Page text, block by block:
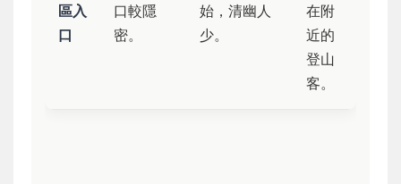
區入
口
口較隱
密。
始，清幽人
少。
在附
近的
登山
客。